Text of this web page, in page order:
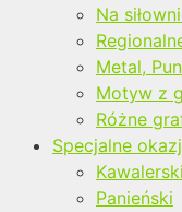
Na
Metal,
Motyw z
Różne
Specjalne
Kawalerski
Panieński